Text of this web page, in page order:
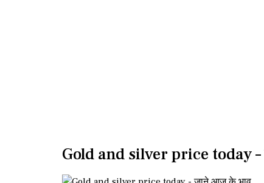
Gold and silver price today